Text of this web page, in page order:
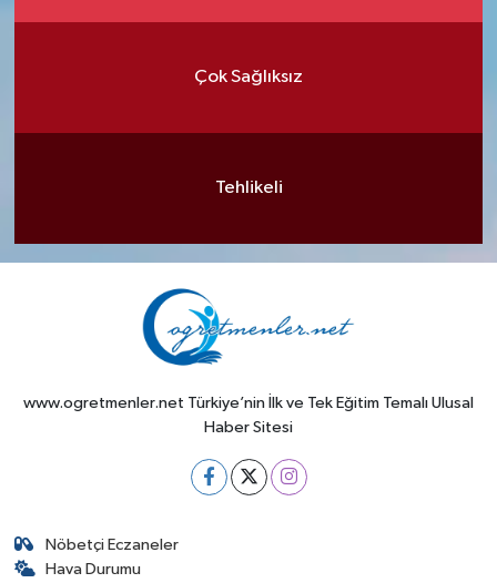
Çok Sağlıksız
Tehlikeli
www.ogretmenler.net Türkiye’nin İlk ve Tek Eğitim Temalı Ulusal
Haber Sitesi
Nöbetçi Eczaneler
Hava Durumu